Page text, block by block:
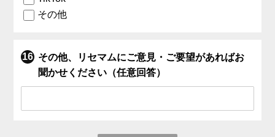
その他
その他、リセマムにご意見・ご要望があればお
聞かせください（任意回答）